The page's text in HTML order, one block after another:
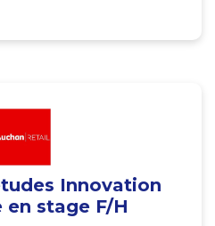
Innovation
stage F/H